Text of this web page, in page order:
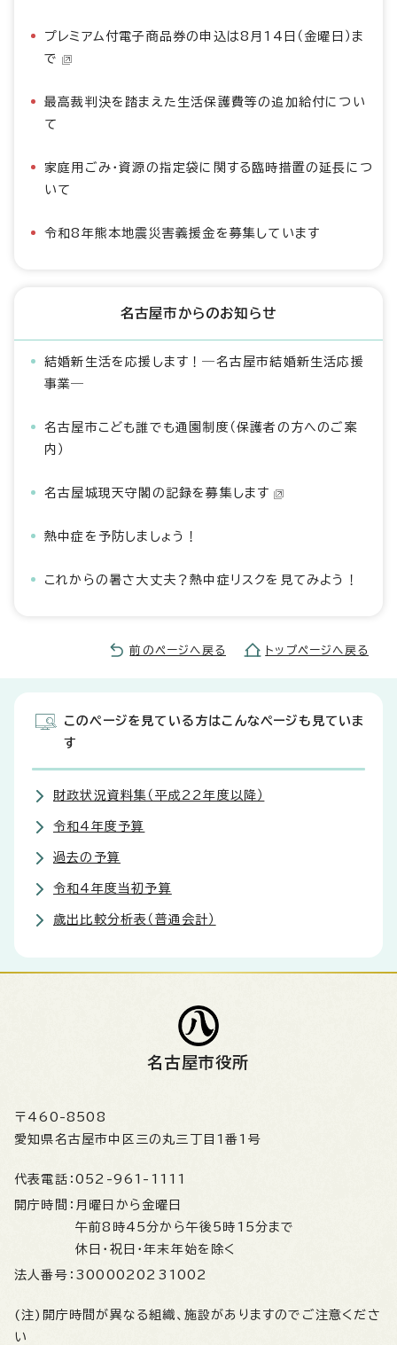
プレミアム付電子商品券の申込は8月14日（金曜日）ま
で
最高裁判決を踏まえた生活保護費等の追加給付につい
て
家庭用ごみ・資源の指定袋に関する臨時措置の延長につ
いて
令和8年熊本地震災害義援金を募集しています
名古屋市からのお知らせ
結婚新生活を応援します！―名古屋市結婚新生活応援
事業―
名古屋市こども誰でも通園制度（保護者の方へのご案
内）
名古屋城現天守閣の記録を募集します
熱中症を予防しましょう！
これからの暑さ大丈夫？熱中症リスクを見てみよう！
前のページへ戻る トップページへ戻る
このページを見ている方はこんなページも見ていま
す
財政状況資料集（平成22年度以降）
令和4年度予算
過去の予算
令和4年度当初予算
歳出比較分析表（普通会計）
名古屋市役所
〒460-8508
愛知県名古屋市中区三の丸三丁目1番1号
代表電話： 052-961-1111
開庁時間： 月曜日から金曜日
午前8時45分から午後5時15分まで
休日・祝日・年末年始を除く
法人番号： 3000020231002
(注)開庁時間が異なる組織、施設がありますのでご注意くださ
い